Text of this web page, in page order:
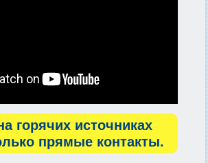
горячих источниках
прямые контакты.